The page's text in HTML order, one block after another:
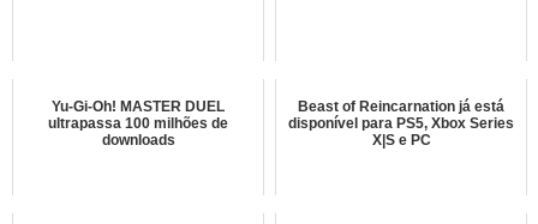
Yu-Gi-Oh! MASTER DUEL
ultrapassa 100 milhões de
downloads
Beast of Reincarnation já está
disponível para PS5, Xbox Series
X|S e PC